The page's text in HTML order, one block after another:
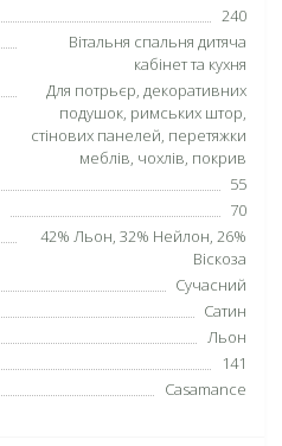
240
Вітальня спальня дитяча
кабінет та кухня
Для потрьєр, декоративних
подушок, римських штор,
стінових панелей, перетяжки
меблів, чохлів, покрив
55
70
42% Льон, 32% Нейлон, 26%
Віскоза
Сучасний
Сатин
Льон
141
Casamance